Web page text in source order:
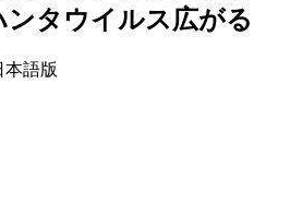
タウイルス広がる
語版